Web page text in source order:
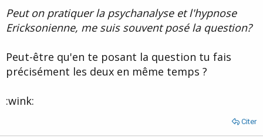
Peut on pratiquer la psychanalyse et l'hypnose
Ericksonienne, me suis souvent posé la question?
Peut-être qu'en te posant la question tu fais
précisément les deux en même temps ?
:wink:
Citer